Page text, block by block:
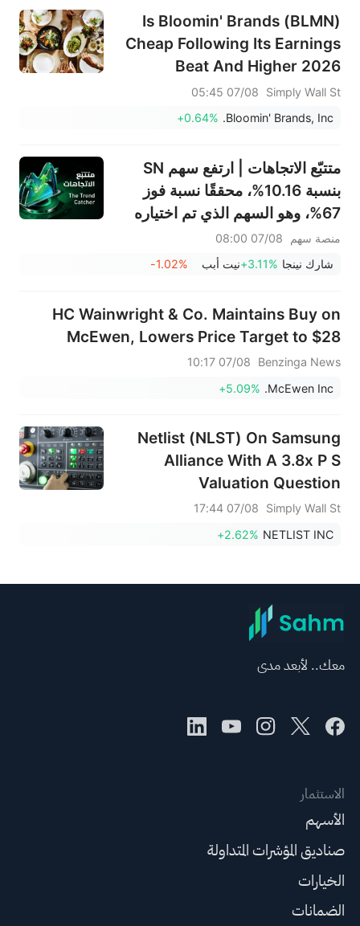
Is Bloomin' Brands (BLMN)
Cheap Following Its Earnings
Beat And Higher 2026
Guidance?
Simply Wall St
07/08 05:45
Bloomin' Brands, Inc.
+0.64%
متتبّع الاتجاهات | ارتفع سهم SN
بنسبة 10.16%، محققًا نسبة فوز
67%، وهو السهم الذي تم اختياره
الأسبوع الماضي؛ يشهد قطاع
الأجهزة المنزلية انتعاشًا ملحوظًا - لا
منصة سهم
07/08 08:00
شارك نينجا +3.11%نيت أبب -1.02%
HC Wainwright & Co. Maintains Buy on
McEwen, Lowers Price Target to $28
Benzinga News
07/08 10:17
McEwen Inc.
+5.09%
Netlist (NLST) On Samsung
Alliance With A 3.8x P S
Valuation Question
Simply Wall St
07/08 17:44
NETLIST INC
+2.62%
معك.. لأبعد مدى
الاستثمار
الأسهم
صناديق المؤشرات المتداولة
الخيارات
الضمانات